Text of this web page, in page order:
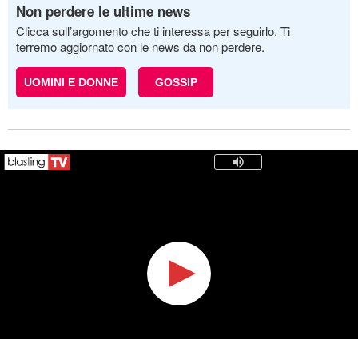
Non perdere le ultime news
Clicca sull’argomento che ti interessa per seguirlo. Ti
terremo aggiornato con le news da non perdere.
UOMINI E DONNE GOSSIP